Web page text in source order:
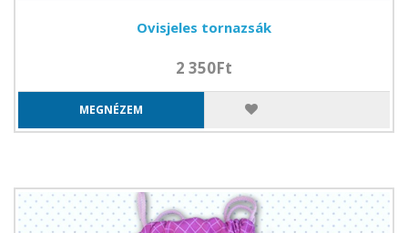
Ovisjeles tornazsák
2 350Ft
MEGNÉZEM